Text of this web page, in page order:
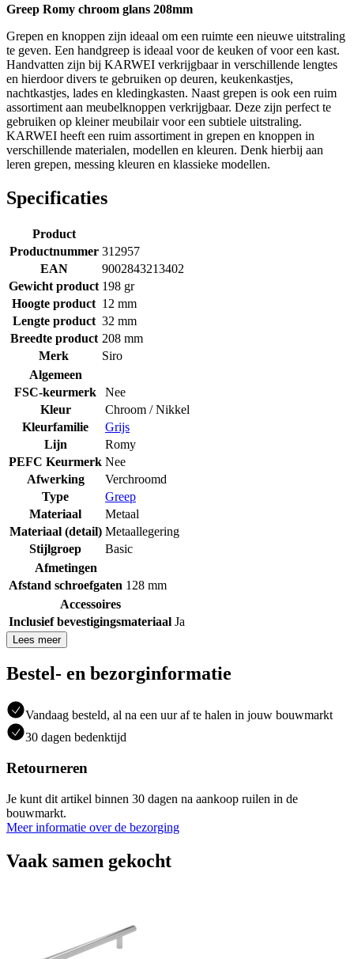
Greep Romy chroom glans 208mm
Grepen en knoppen zijn ideaal om een ruimte een nieuwe uitstraling
te geven. Een handgreep is ideaal voor de keuken of voor een kast.
Handvatten zijn bij KARWEI verkrijgbaar in verschillende lengtes
en hierdoor divers te gebruiken op deuren, keukenkastjes,
nachtkastjes, lades en kledingkasten. Naast grepen is ook een ruim
assortiment aan meubelknoppen verkrijgbaar. Deze zijn perfect te
gebruiken op kleiner meubilair voor een subtiele uitstraling.
KARWEI heeft een ruim assortiment in grepen en knoppen in
verschillende materialen, modellen en kleuren. Denk hierbij aan
leren grepen, messing kleuren en klassieke modellen.
Specificaties
Product
Productnummer 312957
EAN
9002843213402
Gewicht product 198 gr
Hoogte product 12 mm
Lengte product 32 mm
Breedte product 208 mm
Merk
Siro
Algemeen
FSC-keurmerk
Nee
Kleur
Chroom / Nikkel
Kleurfamilie
Grijs
Lijn
Romy
PEFC Keurmerk Nee
Afwerking
Verchroomd
Type
Greep
Materiaal
Metaal
Materiaal (detail) Metaallegering
Stijlgroep
Basic
Afmetingen
Afstand schroefgaten 128 mm
Accessoires
Inclusief bevestigingsmateriaal Ja
Lees meer
Bestel- en bezorginformatie
Vandaag besteld, al na een uur af te halen in jouw bouwmarkt
30 dagen bedenktijd
Retourneren
Je kunt dit artikel binnen 30 dagen na aankoop ruilen in de
bouwmarkt.
Meer informatie over de bezorging
Vaak samen gekocht